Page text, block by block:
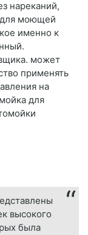
нареканий,
для моющей
именно к
может
применять
на
для
высокого
была